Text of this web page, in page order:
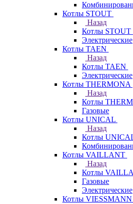
Котлы STOUT
Назад
Котлы STOUT
Электрические
Котлы TAEN
Назад
Котлы TAEN
Электрические
Котлы THERMONA
Назад
Котлы
Газовые
Котлы UNICAL
Назад
Котлы
Котлы VAILLANT
Назад
Котлы
Газовые
Электрические
Котлы VIESSMANN